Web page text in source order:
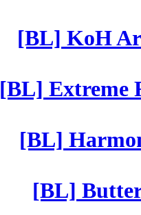
[BL] KoH
[BL] Extreme
[BL]
[BL]